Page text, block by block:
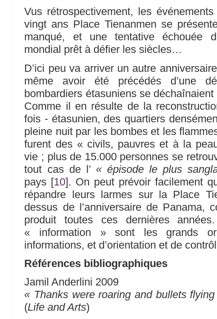
Vus rétrospectivement, les
vingt ans Place Tienanmen se
manqué, et une tentative échouée
mondial prêt à défier les siècles…
D’ici peu va arriver un autre
même avoir été précédés d’une
bombardiers étasuniens se
Comme il en résulte de la
fois - étasunien, des quartiers
pleine nuit par les bombes et les
furent des « civils, pauvres et à la
vie ; plus de 15.000 personnes se
tout cas de l’ « épisode le plus
pays [10]. On peut prévoir facilement
répandre leurs larmes sur la Place
dessus de l’anniversaire de Panama,
produit toutes ces dernières
« information » sont les grands
informations, et d’orientation et de
Références bibliographiques
Jamil Anderlini 2009
« Thanks were roaring and bullets
(Life and Arts)